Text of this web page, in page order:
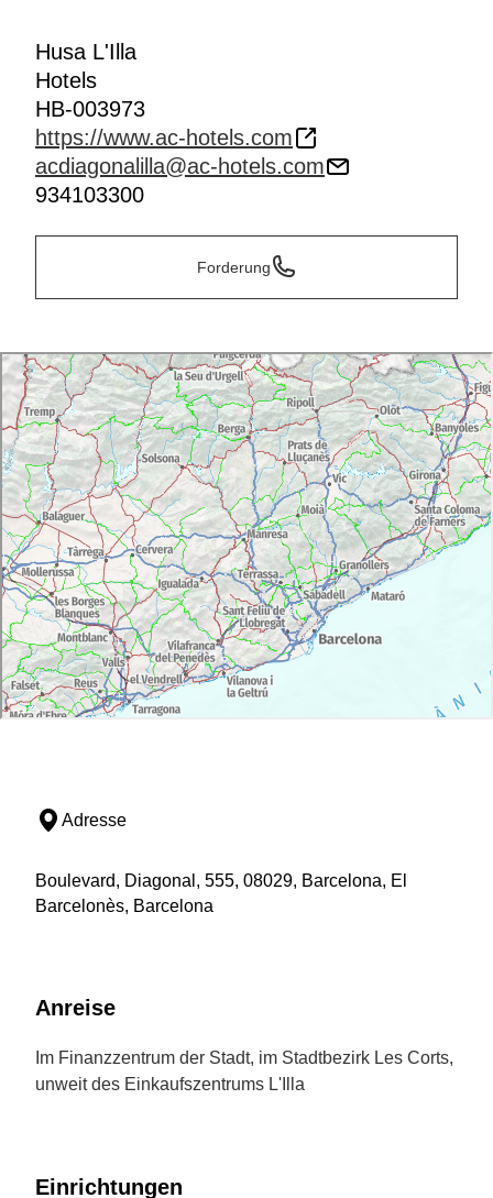
Husa L'Illa
Hotels
HB-003973
https://www.ac-hotels.com
acdiagonalilla@ac-hotels.com
934103300
Forderung
Adresse
Boulevard, Diagonal, 555, 08029, Barcelona, El
Barcelonès, Barcelona
Anreise
Im Finanzzentrum der Stadt, im Stadtbezirk Les Corts,
unweit des Einkaufszentrums L'Illa
Einrichtungen